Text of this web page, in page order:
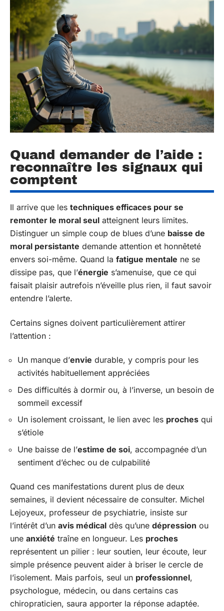
Quand demander de l’aide :
reconnaître les signaux qui
comptent
Il arrive que les techniques efficaces pour se
remonter le moral seul atteignent leurs limites.
Distinguer un simple coup de blues d’une baisse de
moral persistante demande attention et honnêteté
envers soi-même. Quand la fatigue mentale ne se
dissipe pas, que l’énergie s’amenuise, que ce qui
faisait plaisir autrefois n’éveille plus rien, il faut savoir
entendre l’alerte.
Certains signes doivent particulièrement attirer
l’attention :
Un manque d’envie durable, y compris pour les
activités habituellement appréciées
Des difficultés à dormir ou, à l’inverse, un besoin de
sommeil excessif
Un isolement croissant, le lien avec les proches qui
s’étiole
Une baisse de l’estime de soi, accompagnée d’un
sentiment d’échec ou de culpabilité
Quand ces manifestations durent plus de deux
semaines, il devient nécessaire de consulter. Michel
Lejoyeux, professeur de psychiatrie, insiste sur
l’intérêt d’un avis médical dès qu’une dépression ou
une anxiété traîne en longueur. Les proches
représentent un pilier : leur soutien, leur écoute, leur
simple présence peuvent aider à briser le cercle de
l’isolement. Mais parfois, seul un professionnel,
psychologue, médecin, ou dans certains cas
chiropraticien, saura apporter la réponse adaptée.